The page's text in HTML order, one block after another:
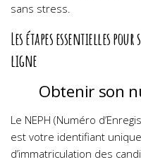
sans stress.
Les étapes essentielles
ligne
Obtenir son
Le NEPH (Numéro
est votre identifiant
d’immatriculation des